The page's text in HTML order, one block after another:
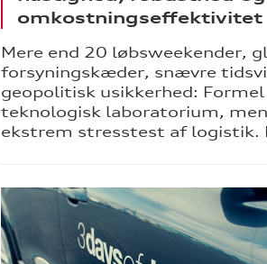
omkostningseffektivitet
Mere end 20 løbsweekender,
forsyningskæder, snævre
geopolitisk usikkerhed:
teknologisk laboratorium, men
ekstrem stresstest af logistik.